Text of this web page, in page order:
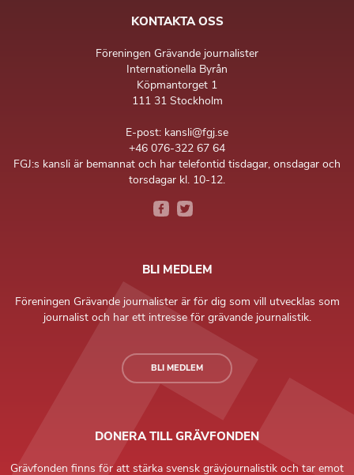
KONTAKTA OSS
Föreningen Grävande journalister
Internationella Byrån
Köpmantorget 1
111 31 Stockholm
E-post: kansli@fgj.se
+46 076-322 67 64
FGJ:s kansli är bemannat och har telefontid tisdagar, onsdagar och
torsdagar kl. 10-12.
BLI MEDLEM
Föreningen Grävande journalister är för dig som vill utvecklas som
journalist och har ett intresse för grävande journalistik.
BLI MEDLEM
DONERA TILL GRÄVFONDEN
Grävfonden finns för att stärka svensk grävjournalistik och tar emot